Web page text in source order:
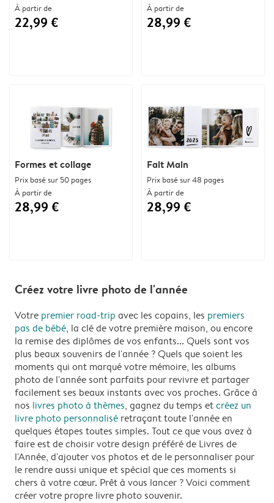
Fait Main
Prix basé sur 48 pages
À partir de
28,99 €
À partir de
28,99 €
À partir de
22,99 €
Formes et collage
Prix basé sur 50 pages
À partir de
28,99 €
Créez votre livre photo de l'année
Votre premier road-trip avec les copains, les premiers
pas de bébé, la clé de votre première maison, ou encore
la remise des diplômes de vos enfants... Quels sont vos
plus beaux souvenirs de l'année ? Quels que soient les
moments qui ont marqué votre mémoire, les albums
photo de l'année sont parfaits pour revivre et partager
facilement ses beaux instants avec vos proches. Grâce à
nos livres photo à thèmes, gagnez du temps etcréez un
livre photo personnalisé retraçant toute l'année en
quelques étapes toutes simples. Tout ce que vous avez à
faire est de choisir votre design préféré de Livres de
l'Année, d'ajouter vos photos et de le personnaliser pour
le rendre aussi unique et spécial que ces moments si
chers à votre cœur. Prêt à vous lancer ? Voici comment
créer votre propre livre photo souvenir.